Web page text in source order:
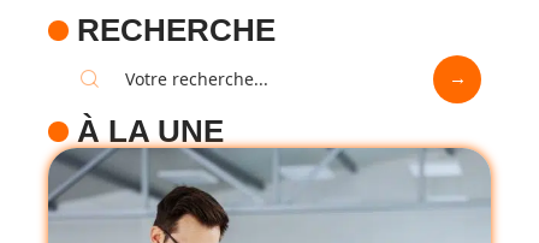
RECHERCHE
À LA UNE